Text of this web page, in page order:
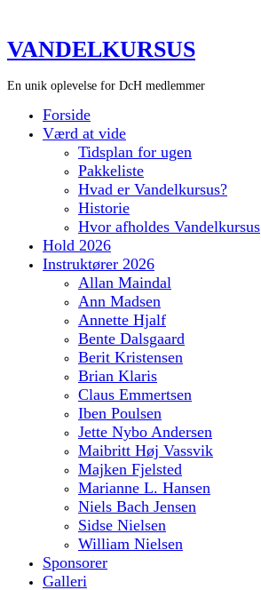
VANDELKURSUS
En unik oplevelse for DcH medlemmer
Forside
Værd at vide
Tidsplan for ugen
Pakkeliste
Hvad er Vandelkursus?
Historie
Hvor afholdes Vandelkursus
Hold 2026
Instruktører 2026
Allan Maindal
Ann Madsen
Annette Hjalf
Bente Dalsgaard
Berit Kristensen
Brian Klaris
Claus Emmertsen
Iben Poulsen
Jette Nybo Andersen
Maibritt Høj Vassvik
Majken Fjelsted
Marianne L. Hansen
Niels Bach Jensen
Sidse Nielsen
William Nielsen
Sponsorer
Galleri